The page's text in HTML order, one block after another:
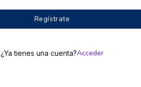
Regístrate
¿Ya tienes una cuenta?Acceder